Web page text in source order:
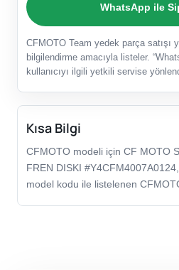
WhatsApp ile
CFMOTO Team yedek parça satışı
bilgilendirme amacıyla listeler.
kullanıcıyı ilgili yetkili servise
Kısa Bilgi
CFMOTO modeli için CF MOTO
FREN DISKI
model kodu ile listelenen